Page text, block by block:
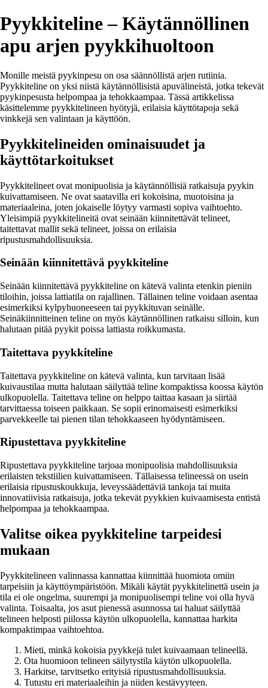
Pyykkiteline – Käytännöllinen
apu arjen pyykkihuoltoon
Monille meistä pyykinpesu on osa säännöllistä arjen rutiinia.
Pyykkiteline on yksi niistä käytännöllisistä apuvälineistä, jotka tekevät
pyykinpesusta helpompaa ja tehokkaampaa. Tässä artikkelissa
käsittelemme pyykkitelineen hyötyjä, erilaisia käyttötapoja sekä
vinkkejä sen valintaan ja käyttöön.
Pyykkitelineiden ominaisuudet ja
käyttötarkoitukset
Pyykkitelineet ovat monipuolisia ja käytännöllisiä ratkaisuja pyykin
kuivattamiseen. Ne ovat saatavilla eri kokoisina, muotoisina ja
materiaaleina, joten jokaiselle löytyy varmasti sopiva vaihtoehto.
Yleisimpiä pyykkitelineitä ovat seinään kiinnitettävät telineet,
taitettavat mallit sekä telineet, joissa on erilaisia
ripustusmahdollisuuksia.
Seinään kiinnitettävä pyykkiteline
Seinään kiinnitettävä pyykkiteline on kätevä valinta etenkin pieniin
tiloihin, joissa lattiatila on rajallinen. Tällainen teline voidaan asentaa
esimerkiksi kylpyhuoneeseen tai pyykkituvan seinälle.
Seinäkiinnitteinen teline on myös käytännöllinen ratkaisu silloin, kun
halutaan pitää pyykit poissa lattiasta roikkumasta.
Taitettava pyykkiteline
Taitettava pyykkiteline on kätevä valinta, kun tarvitaan lisää
kuivaustilaa mutta halutaan säilyttää teline kompaktissa koossa käytön
ulkopuolella. Taitettava teline on helppo taittaa kasaan ja siirtää
tarvittaessa toiseen paikkaan. Se sopii erinomaisesti esimerkiksi
parvekkeelle tai pienen tilan tehokkaaseen hyödyntämiseen.
Ripustettava pyykkiteline
Ripustettava pyykkiteline tarjoaa monipuolisia mahdollisuuksia
erilaisten tekstiilien kuivattamiseen. Tällaisessa telineessä on usein
erilaisia ripustuskoukkuja, leveyssäädettäviä tankoja tai muita
innovatiivisia ratkaisuja, jotka tekevät pyykkien kuivaamisesta entistä
helpompaa ja tehokkaampaa.
Valitse oikea pyykkiteline tarpeidesi
mukaan
Pyykkitelineen valinnassa kannattaa kiinnittää huomiota omiin
tarpeisiin ja käyttöympäristöön. Mikäli käytät pyykkitelinettä usein ja
tila ei ole ongelma, suurempi ja monipuolisempi teline voi olla hyvä
valinta. Toisaalta, jos asut pienessä asunnossa tai haluat säilyttää
telineen helposti piilossa käytön ulkopuolella, kannattaa harkita
kompaktimpaa vaihtoehtoa.
Mieti, minkä kokoisia pyykkejä tulet kuivaamaan telineellä.
Ota huomioon telineen säilytystila käytön ulkopuolella.
Harkitse, tarvitsetko erityisiä ripustusmahdollisuuksia.
Tutustu eri materiaaleihin ja niiden kestävyyteen.